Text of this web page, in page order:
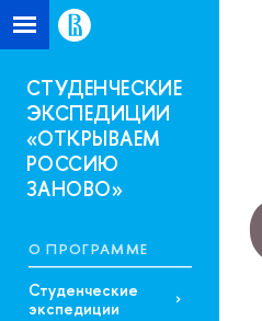
СТУДЕНЧЕСКИЕ
ЭКСПЕДИЦИИ
«ОТКРЫВАЕМ
РОССИЮ
ЗАНОВО»
О ПРОГРАММЕ
Студенческие
экспедиции